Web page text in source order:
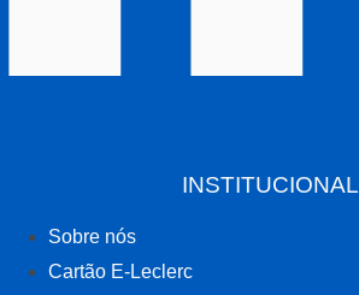
INSTITUCIONAL
Sobre nós
Cartão E-Leclerc